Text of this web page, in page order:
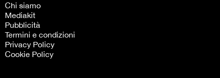
Chi siamo
Mediakit
Pubblicità
Termini e condizioni
Privacy Policy
Cookie Policy